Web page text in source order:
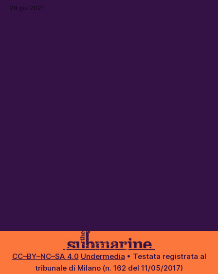
successo, la stampa si è limitata a riportare la versione dei
28 giu 2021
CC–BY–NC–SA 4.0 Undermedia • Testata registrata al
tribunale di Milano (n. 162 del 11/05/2017)